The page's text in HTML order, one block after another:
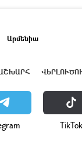
Արմենիա
ТikТоk